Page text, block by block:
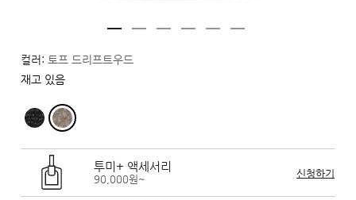
컬러: 토프 드리프트우드
재고 있음
투미+ 액세서리
90,000원~ 신청하기